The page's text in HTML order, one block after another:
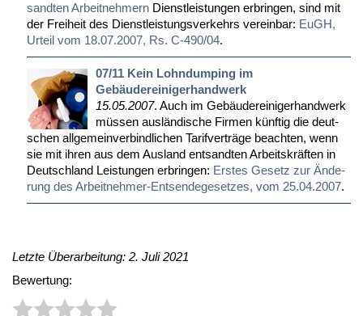
sand­ten Ar­beit­neh­mern Dienst­leis­tun­gen er­brin­gen, sind mit
der Frei­heit des Dienst­leis­tungs­ver­kehrs ver­ein­bar: EuGH,
Ur­teil vom 18.07.2007, Rs. C-490/04.
07/11 Kein Lohndumping im
Gebäudereinigerhandwerk
15.05.2007. Auch im Ge­bäu­de­rei­ni­ger­hand­werk
müs­sen aus­län­di­sche Fir­men künf­tig die deut­
schen all­ge­mein­ver­bind­li­chen Ta­rif­ver­trä­ge be­ach­ten, wenn
sie mit ih­ren aus dem Aus­land ent­sand­ten Ar­beits­kräf­ten in
Deutsch­land Leis­tun­gen er­brin­gen: Ers­tes Ge­setz zur Än­de­
rung des Ar­beit­neh­mer-Ent­sen­de­ge­set­zes, vom 25.04.2007.
Letzte Überarbeitung: 2. Juli 2021
Bewertung: